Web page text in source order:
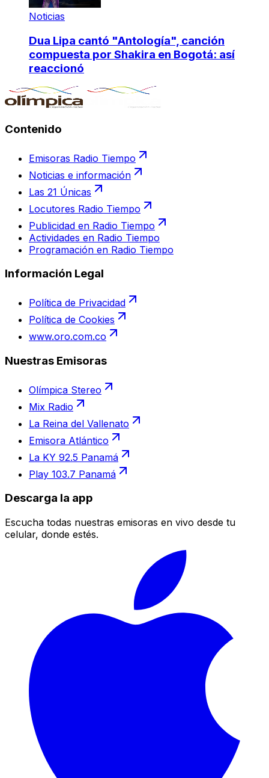
Noticias
Dua Lipa cantó "Antología", canción
compuesta por Shakira en Bogotá: así
reaccionó
Contenido
Emisoras Radio Tiempo
Noticias e información
Las 21 Únicas
Locutores Radio Tiempo
Publicidad en Radio Tiempo
Actividades en Radio Tiempo
Programación en Radio Tiempo
Información Legal
Política de Privacidad
Política de Cookies
www.oro.com.co
Nuestras Emisoras
Olímpica Stereo
Mix Radio
La Reina del Vallenato
Emisora Atlántico
La KY 92.5 Panamá
Play 103.7 Panamá
Descarga la app
Escucha todas nuestras emisoras en vivo desde tu
celular, donde estés.